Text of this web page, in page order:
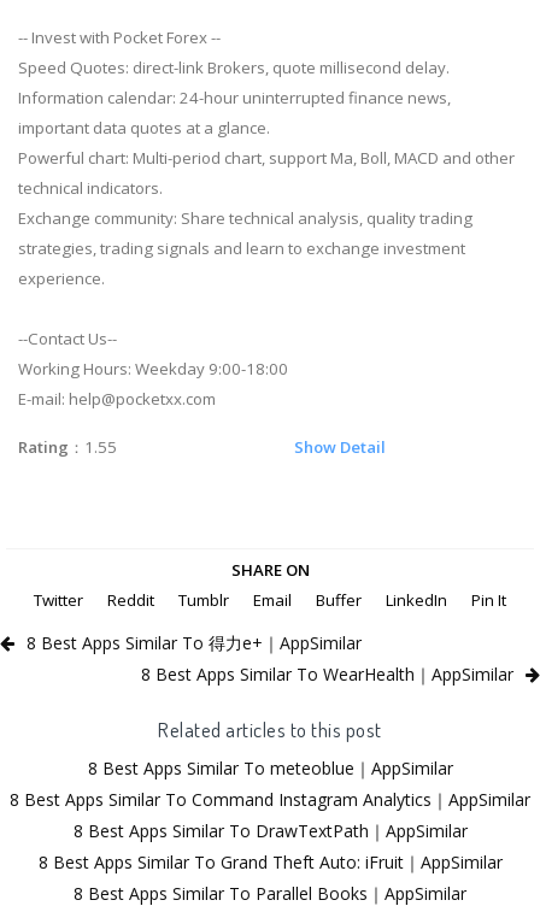
-- Invest with Pocket Forex --
Speed Quotes: direct-link Brokers, quote millisecond delay.
Information calendar: 24-hour uninterrupted finance news,
important data quotes at a glance.
Powerful chart: Multi-period chart, support Ma, Boll, MACD and other
technical indicators.
Exchange community: Share technical analysis, quality trading
strategies, trading signals and learn to exchange investment
experience.
--Contact Us--
Working Hours: Weekday 9:00-18:00
E-mail: help@pocketxx.com
Rating ：1.55 Show Detail
SHARE ON
Twitter
Reddit Tumblr Email Buffer LinkedIn Pin It
8 Best Apps Similar To 得力e+｜AppSimilar
8 Best Apps Similar To WearHealth｜AppSimilar
Related articles to this post
8 Best Apps Similar To meteoblue｜AppSimilar
8 Best Apps Similar To Command Instagram Analytics｜AppSimilar
8 Best Apps Similar To DrawTextPath｜AppSimilar
8 Best Apps Similar To Grand Theft Auto: iFruit｜AppSimilar
8 Best Apps Similar To Parallel Books｜AppSimilar